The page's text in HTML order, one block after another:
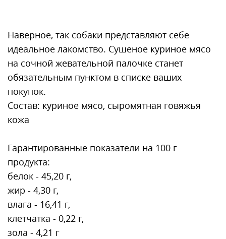
Наверное, так собаки представляют себе
идеальное лакомство. Сушеное куриное мясо
на сочной жевательной палочке станет
обязательным пунктом в списке ваших
покупок.
Состав: куриное мясо, сыромятная говяжья
кожа
Гарантированные показатели на 100 г
продукта:
белок - 45,20 г,
жир - 4,30 г,
влага - 16,41 г,
клетчатка - 0,22 г,
зола - 4,21 г